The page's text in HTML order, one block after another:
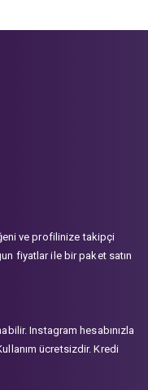
ve profilinize takipçi
fiyatlar ile bir paket satın
Instagram hesabınızla
ücretsizdir. Kredi